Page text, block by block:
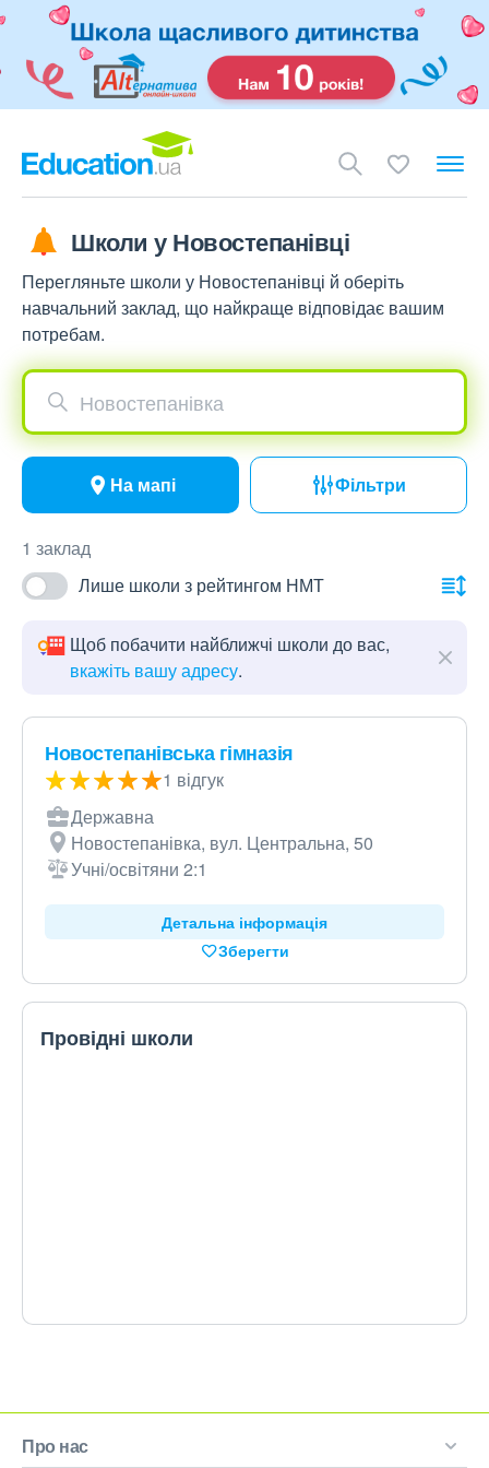
Школи у Новостепанівці
Перегляньте школи у Новостепанівці й оберіть
навчальний заклад, що найкраще відповідає вашим
потребам.
Новостепанівка
На мапі Фільтри
1 заклад
Лише школи з рейтингом НМТ
Щоб побачити найближчі школи до вас,
вкажіть вашу адресу.
Новостепанівська гімназія
1 відгук
Державна
Новостепанівка, вул. Центральна, 50
Учні/освітяни 2:1
Детальна інформація
Зберегти
Провідні школи
Про нас